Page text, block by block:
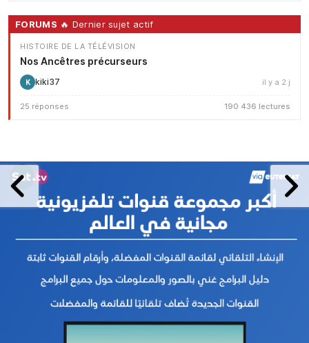
FORUMS 🔥 Dernier sujet actif
HISTOIRE DE LA TÉLÉVISION
Nos Ancêtres précurseurs
K kiki37 il y a 2 j
25 réponses 190 436 lectures